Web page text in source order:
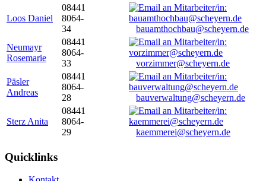
Loos Daniel
08441
8064-
34
bauamthochbau@scheyern.de
Neumayr
Rosemarie
08441
8064-
33
vorzimmer@scheyern.de
Päsler
Andreas
08441
8064-
28
bauverwaltung@scheyern.de
Sterz Anita
08441
8064-
29
kaemmerei@scheyern.de
Quicklinks